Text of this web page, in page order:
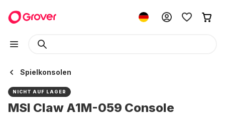
Spielkonsolen
NICHT AUF LAGER
MSI Claw A1M-059 Console